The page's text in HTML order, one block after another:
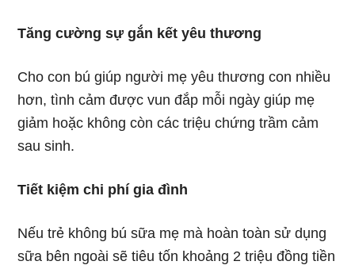
Tăng cường sự gắn kết yêu thương
Cho con bú giúp người mẹ yêu thương con nhiều
hơn, tình cảm được vun đắp mỗi ngày giúp mẹ
giảm hoặc không còn các triệu chứng trầm cảm
sau sinh.
Tiết kiệm chi phí gia đình
Nếu trẻ không bú sữa mẹ mà hoàn toàn sử dụng
sữa bên ngoài sẽ tiêu tốn khoảng 2 triệu đồng tiền